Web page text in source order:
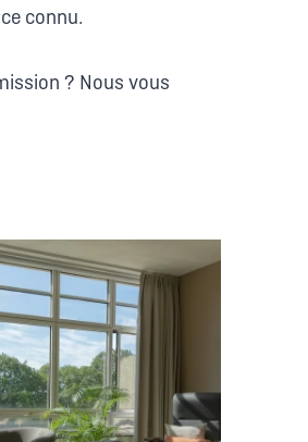
connu.
? Nous vous